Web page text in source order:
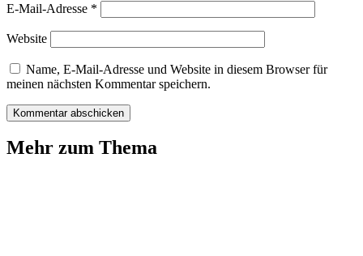
E-Mail-Adresse *
Website
Name, E-Mail-Adresse und Website in diesem Browser für
meinen nächsten Kommentar speichern.
Mehr zum Thema